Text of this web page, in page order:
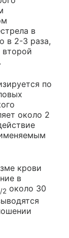
в
в 2-3 раза,
второй
по
около 2
крови
в
2 около 30